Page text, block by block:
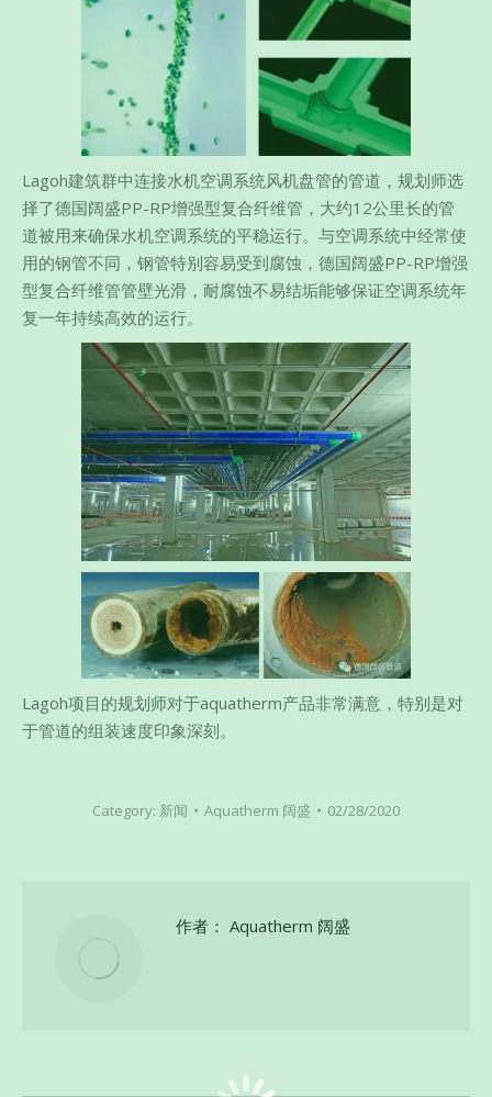
Lagoh建筑群中连接水机空调系统风机盘管的管道，规划师选
择了德国阔盛PP-RP增强型复合纤维管，大约12公里长的管
道被用来确保水机空调系统的平稳运行。与空调系统中经常使
用的钢管不同，钢管特别容易受到腐蚀，德国阔盛PP-RP增强
型复合纤维管管壁光滑，耐腐蚀不易结垢能够保证空调系统年
复一年持续高效的运行。
Lagoh项目的规划师对于aquatherm产品非常满意，特别是对
于管道的组装速度印象深刻。
Category: 新闻 Aquatherm 阔盛 02/28/2020
作者： Aquatherm 阔盛